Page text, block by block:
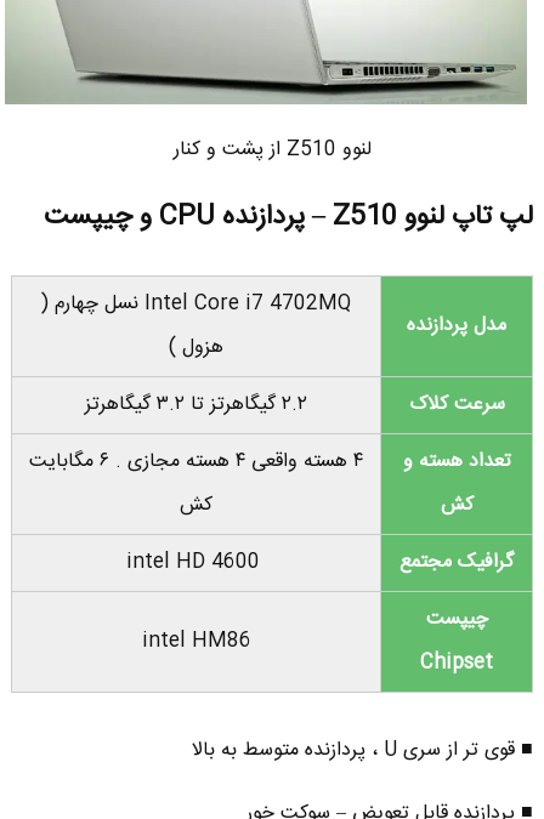
لنوو Z510 از پشت و کنار
لپ تاپ لنوو Z510 – پردازنده CPU و چیپست
مدل پردازنده
Intel Core i7 4702MQ نسل چهارم (
هزول )
سرعت کلاک
۲.۲ گیگاهرتز تا ۳.۲ گیگاهرتز
تعداد هسته و
کش
۴ هسته واقعی ۴ هسته مجازی . ۶ مگابایت
کش
گرافیک مجتمع
چیپست
Chipset
intel HM86
■ قوی تر از سری U ، پردازنده متوسط به بالا